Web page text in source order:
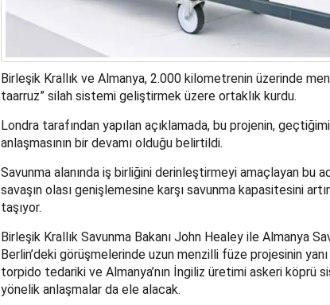
Birleşik Krallık ve Almanya, 2.000 kilometrenin üzerinde
taarruz” silah sistemi geliştirmek üzere ortaklık kurdu.
Londra tarafından yapılan açıklamada, bu projenin,
anlaşmasının bir devamı olduğu belirtildi.
Savunma alanında iş birliğini derinleştirmeyi amaçlayan bu
savaşın olası genişlemesine karşı savunma kapasitesini
taşıyor.
Birleşik Krallık Savunma Bakanı John Healey ile Almanya
Berlin’deki görüşmelerinde uzun menzilli füze projesinin
torpido tedariki ve Almanya’nın İngiliz üretimi askeri köprü
yönelik anlaşmalar da ele alacak.